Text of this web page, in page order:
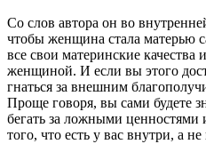
Со слов автора он во
чтобы женщина стала матерью
все свои материнские качества
женщиной. И если вы этого
гнаться за внешним
Проще говоря, вы сами будете
бегать за ложными ценностями
того, что есть у вас внутри, а не